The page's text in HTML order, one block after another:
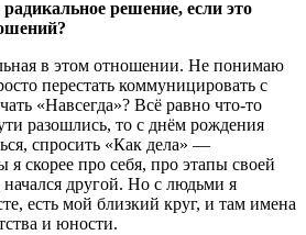
решение, если это
в этом отношении. Не понимаю
перестать коммуницировать с
«Навсегда»? Всё равно что-то
разошлись, то с днём рождения
спросить «Как дела» —
скорее про себя, про этапы своей
другой. Но с людьми я
есть мой близкий круг, и там имена
и юности.